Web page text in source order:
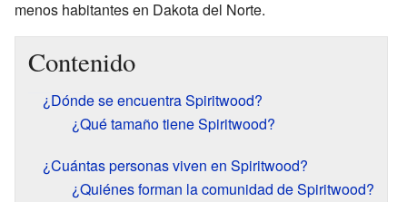
menos habitantes en Dakota del Norte.
Contenido
¿Dónde se encuentra Spiritwood?
¿Qué tamaño tiene Spiritwood?
¿Cuántas personas viven en Spiritwood?
¿Quiénes forman la comunidad de Spiritwood?